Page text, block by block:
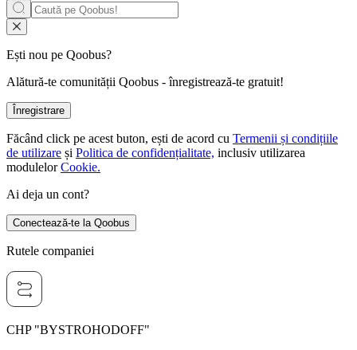
Ești nou pe Qoobus?
Alătură-te comunității Qoobus - înregistrează-te gratuit!
Înregistrare
Făcând click pe acest buton, ești de acord cu Termenii și condițiile
de utilizare și Politica de confidențialitate, inclusiv utilizarea
modulelor Cookie.
Ai deja un cont?
Conectează-te la Qoobus
Rutele companiei
CHP "BYSTROHODOFF"